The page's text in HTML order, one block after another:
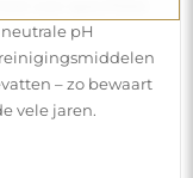
pH
– zo bewaart
vele jaren.